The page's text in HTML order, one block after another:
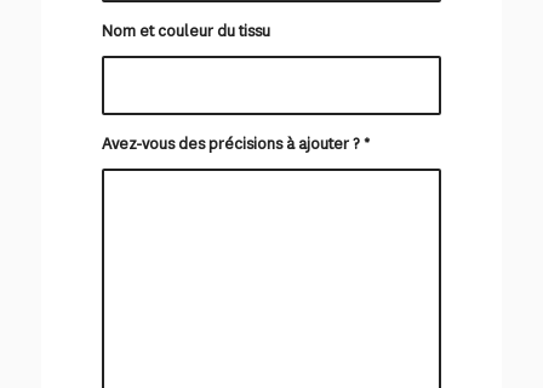
Nom et couleur du tissu
Avez-vous des précisions à ajouter ?*